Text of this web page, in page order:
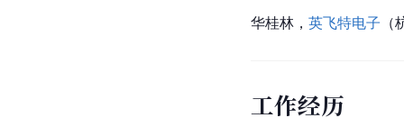
华桂林， 英飞特电子
工作经历